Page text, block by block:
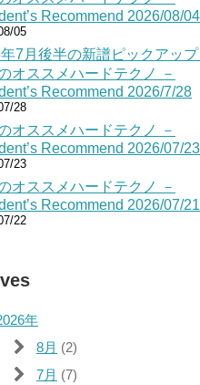
Recommend 2026/08/04
05
7月後半の新譜ピックアップ
オススメハードテクノ －
Recommend 2026/7/28
28
オススメハードテクノ －
Recommend 2026/07/23
23
オススメハードテクノ －
Recommend 2026/07/21
22
年
8月 (2)
7月 (7)